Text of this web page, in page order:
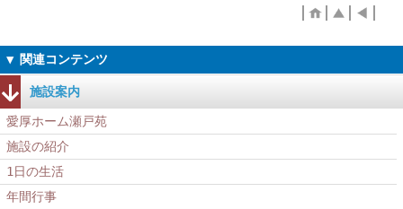
施設案内
愛厚ホーム瀬戸苑
施設の紹介
1日の生活
年間行事